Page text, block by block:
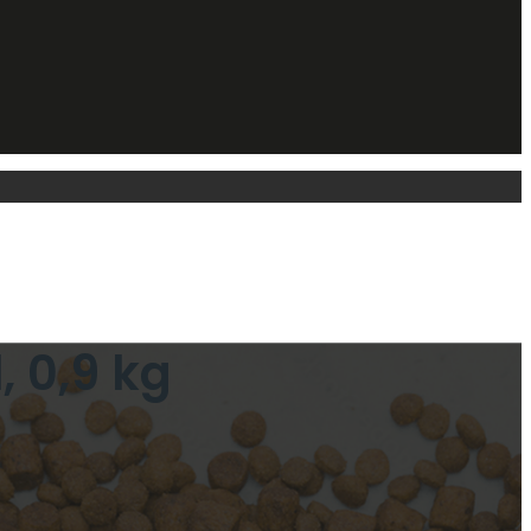
0,9 kg